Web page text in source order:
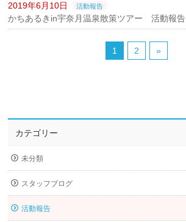
2019年6月10日 活動報告
かちあるきin宇奈月温泉散策ツアー 活動報告
1 2 »
カテゴリー
未分類
スタッフブログ
活動報告